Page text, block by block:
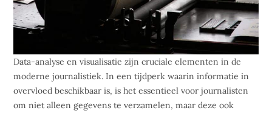
Data-analyse en visualisatie zijn cruciale elementen in de
moderne journalistiek. In een tijdperk waarin informatie in
overvloed beschikbaar is, is het essentieel voor journalisten
om niet alleen gegevens te verzamelen, maar deze ook